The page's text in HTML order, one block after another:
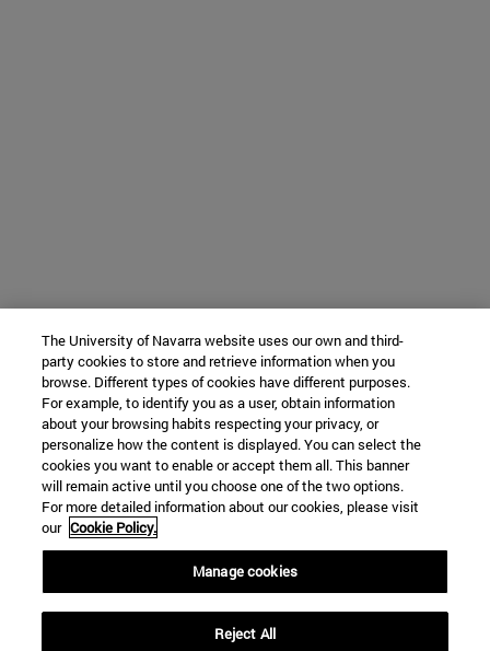
The University of Navarra website uses our own and third-
party cookies to store and retrieve information when you
browse. Different types of cookies have different purposes.
For example, to identify you as a user, obtain information
about your browsing habits respecting your privacy, or
personalize how the content is displayed. You can select the
cookies you want to enable or accept them all. This banner
will remain active until you choose one of the two options.
For more detailed information about our cookies, please visit
our Cookie Policy.
Manage cookies
Reject All